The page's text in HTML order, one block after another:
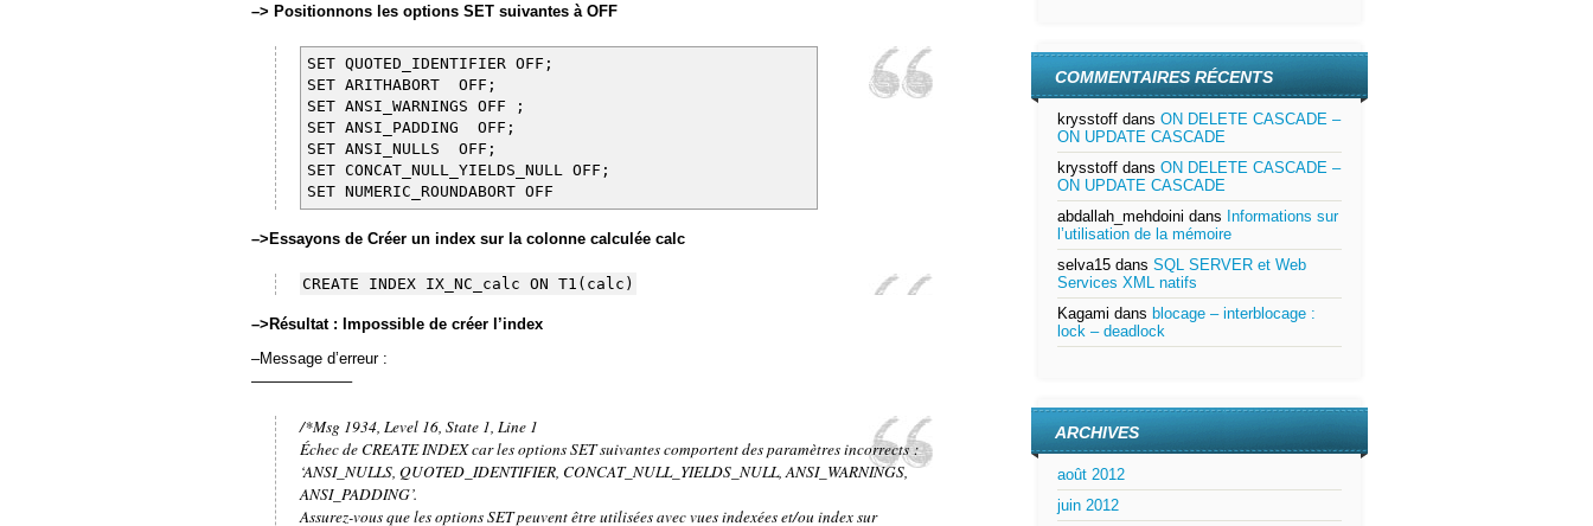
–> Positionnons les options SET suivantes à OFF
SET QUOTED_IDENTIFIER OFF;
SET ARITHABORT OFF;
SET ANSI_WARNINGS OFF ;
SET ANSI_PADDING OFF;
SET ANSI_NULLS OFF;
SET CONCAT_NULL_YIELDS_NULL OFF;
SET NUMERIC_ROUNDABORT OFF
–>Essayons de Créer un index sur la colonne calculée calc
CREATE INDEX IX_NC_calc ON T1(calc)
–>Résultat : Impossible de créer l’index
–Message d’erreur :
——————–
/*Msg 1934, Level 16, State 1, Line 1
Échec de CREATE INDEX car les options SET suivantes comportent des paramètres incorrects :
‘ANSI_NULLS, QUOTED_IDENTIFIER, CONCAT_NULL_YIELDS_NULL, ANSI_WARNINGS,
ANSI_PADDING’.
Assurez-vous que les options SET peuvent être utilisées avec vues indexées et/ou index sur
COMMENTAIRES RÉCENTS
krysstoff dans ON DELETE CASCADE –
ON UPDATE CASCADE
krysstoff dans ON DELETE CASCADE –
ON UPDATE CASCADE
abdallah_mehdoini dans Informations sur
l’utilisation de la mémoire
selva15 dans SQL SERVER et Web
Services XML natifs
Kagami dans blocage – interblocage :
lock – deadlock
ARCHIVES
août 2012
juin 2012